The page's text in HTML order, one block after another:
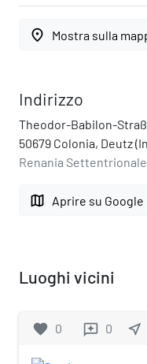
place Mostra sulla
Indirizzo
Theodor-Babilon-
50679 Colonia, Deutz
Renania
map Aprire su Google
Luoghi vicini
favorite 0 reviews 0 near_me